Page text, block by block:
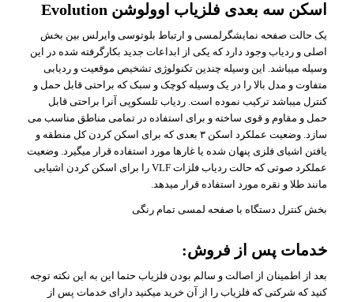
اسکن سه بعدی فلزیاب اوولوشن Evolution
یک حالت صفحه نمایشگرلمسی و ارتباط بلوتوسی وایرلس بین بخش
اصلی و ردیاب وجود دارد که یکی از ابداعات جدید بکارگرفته شده در این
وسیله میباشد. این وسیله چندین تکنولوژی تشخیص موقعیت و ردیابی
متفاوت و مدل بالا را در یک وسیله کوچک و سبک که براحتی قابل حمل و
کنترل میباشد ترکیب نموده است. ردیاب تلسکوپی آنرا براحتی قابل
حمل و مقاوم و قوی ساخته و برای استفاده در تمامی مناطق مناسب می
سازد. وضعیت عملکرد اسکن ۳ بعدی که برای اسکن کردن کل منطقه و
یافتن اشیای فلزی پنهان شده یا غارها مورد استفاده قرار میگیرد. وضعیت
عملکرد صوتی که حالت ردیاب فلزات VLF را برای اسکن کردن اشیایی
مانند طلا و نقره مورد استفاده قرار میدهد.
بخش کنترل دستگاه با صفحه لمسی تمام رنگی
خدمات پس از فروش:
بعد از اطمینان از اصالت و سالم بودن فلزیاب حتما این به این نکته توجه
کنید که شرکتی که فلزیاب را از آن خرید میکنید دارای خدمات پس از